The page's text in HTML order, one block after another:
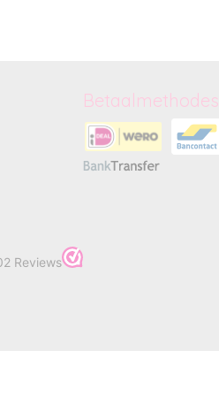
Betaalmethodes